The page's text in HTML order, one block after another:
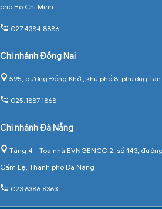
phố Hồ Chí Minh
027.4384.8886
Chi nhánh Đồng Nai
595, đường Đồng Khởi, khu phố 8, phường
025.1887.1868
Chi nhánh Đà Nẵng
Tầng 4 - Tòa nhà EVNGENCO 2, số 143,
Cẩm Lệ, Thành phố Đà Nẵng
023.6386.8363